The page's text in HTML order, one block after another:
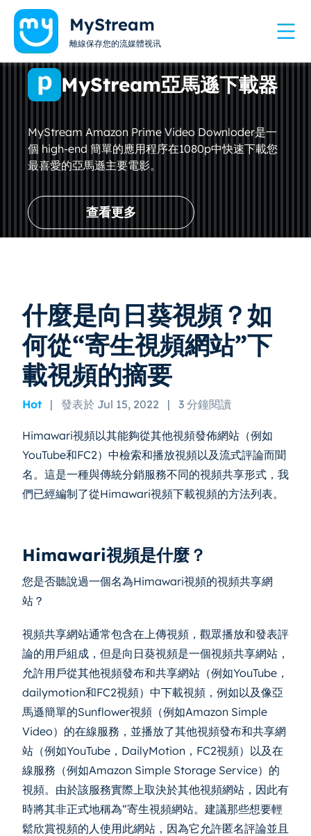
MyStream
離線保存您的流媒體视讯
MyStream亞馬遜下載器
MyStream Amazon Prime Video Downloder是一
個 high-end 簡單的應用程序在1080p中快速下載您
最喜愛的亞馬遜主要電影。
查看更多
什麼是向日葵視頻？如
何從“寄生視頻網站”下
載視頻的摘要
Hot | 發表於 Jul 15, 2022 | 3 分鐘閱讀
Himawari視頻以其能夠從其他視頻發佈網站（例如
YouTube和FC2）中檢索和播放視頻以及流式評論而聞
名。這是一種與傳統分銷服務不同的視頻共享形式，我
們已經編制了從Himawari視頻下載視頻的方法列表。
Himawari視頻是什麼？
您是否聽說過一個名為Himawari視頻的視頻共享網
站？
視頻共享網站通常包含在上傳視頻，觀眾播放和發表評
論的用戶組成，但是向日葵視頻是一個視頻共享網站，
允許用戶從其他視頻發布和共享網站（例如YouTube，
dailymotion和FC2視頻）中下載視頻，例如以及像亞
馬遜簡單的Sunflower視頻（例如Amazon Simple
Video）的在線服務，並播放了其他視頻發布和共享網
站（例如YouTube，DailyMotion，FC2視頻）以及在
線服務（例如Amazon Simple Storage Service）的
視頻。由於該服務實際上取決於其他視頻網站，因此有
時將其非正式地稱為“寄生視頻網站。建議那些想要輕
鬆欣賞視頻的人使用此網站，因為它允許匿名評論並且